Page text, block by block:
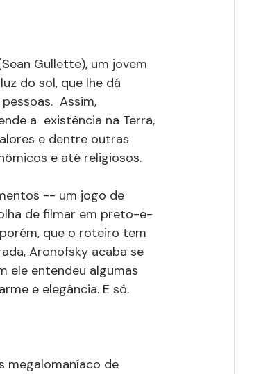
Gullette), um jovem
do sol, que lhe dá
Assim,
a  existência na Terra,
e dentre outras
e até religiosos.
-- um jogo de
de filmar em preto-e-
que o roteiro tem
Aronofsky acaba se
ele entendeu algumas
e elegância. E só.
megalomaníaco de